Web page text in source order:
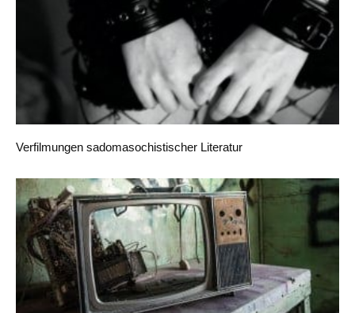
Verfilmungen sadomasochistischer Literatur